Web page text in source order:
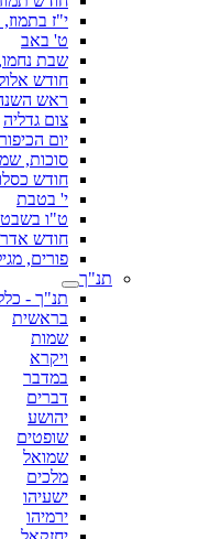
י"ז
ט' באב
שבת
חודש
ראש
צום גדליה
יום
סוכות,
חודש
י' בטבת
ט"ו בשבט
חודש
פורים,
תנ"ך
תנ"ך -
בראשית
שמות
ויקרא
במדבר
דברים
יהושע
שופטים
שמואל
מלכים
ישעיהו
ירמיהו